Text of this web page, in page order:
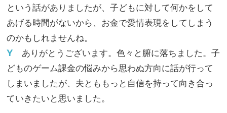
という話がありましたが、子どもに対して何かをして
あげる時間がないから、お金で愛情表現をしてしまう
のかもしれませんね。
Y ありがとうございます。色々と腑に落ちました。子
どものゲーム課金の悩みから思わぬ方向に話が行って
しまいましたが、夫とももっと自信を持って向き合っ
ていきたいと思いました。